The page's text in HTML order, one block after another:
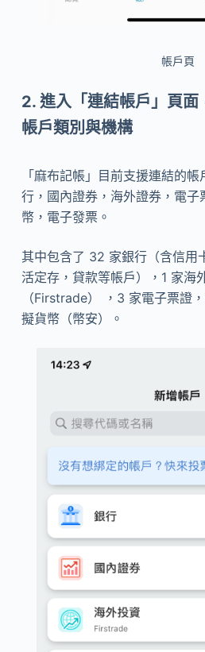
帳戶頁
2. 進入「連結帳戶」頁面
帳戶類別與機構
「麻布記帳」目前支援連結的
行，國內證券，海外證券，電子
幣，電子發票。
其中包含了 32 家銀行（含信用
活定存，貸款等帳戶），1 家海
（Firstrade） ，3 家電子票證
擬貨幣（幣安）。